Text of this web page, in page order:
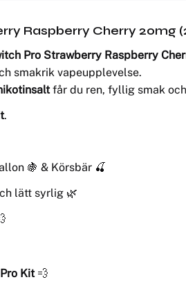
Raspberry Cherry 20mg
Pro Strawberry Raspberry
smakrik vapeupplevelse.
får du ren, fyllig smak
.
🍇 & Körsbär 🍒
lätt syrlig 🌿
Kit💨